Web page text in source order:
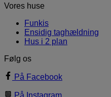
Vores huse
Funkis
Ensidig taghældning
Hus i 2 plan
Følg os
På Facebook